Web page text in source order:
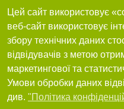
Цей сайт використовує
веб-сайт використовує
збору технічних даних
відвідувачів з метою
маркетингової та
Умови обробки даних
див. "Політика